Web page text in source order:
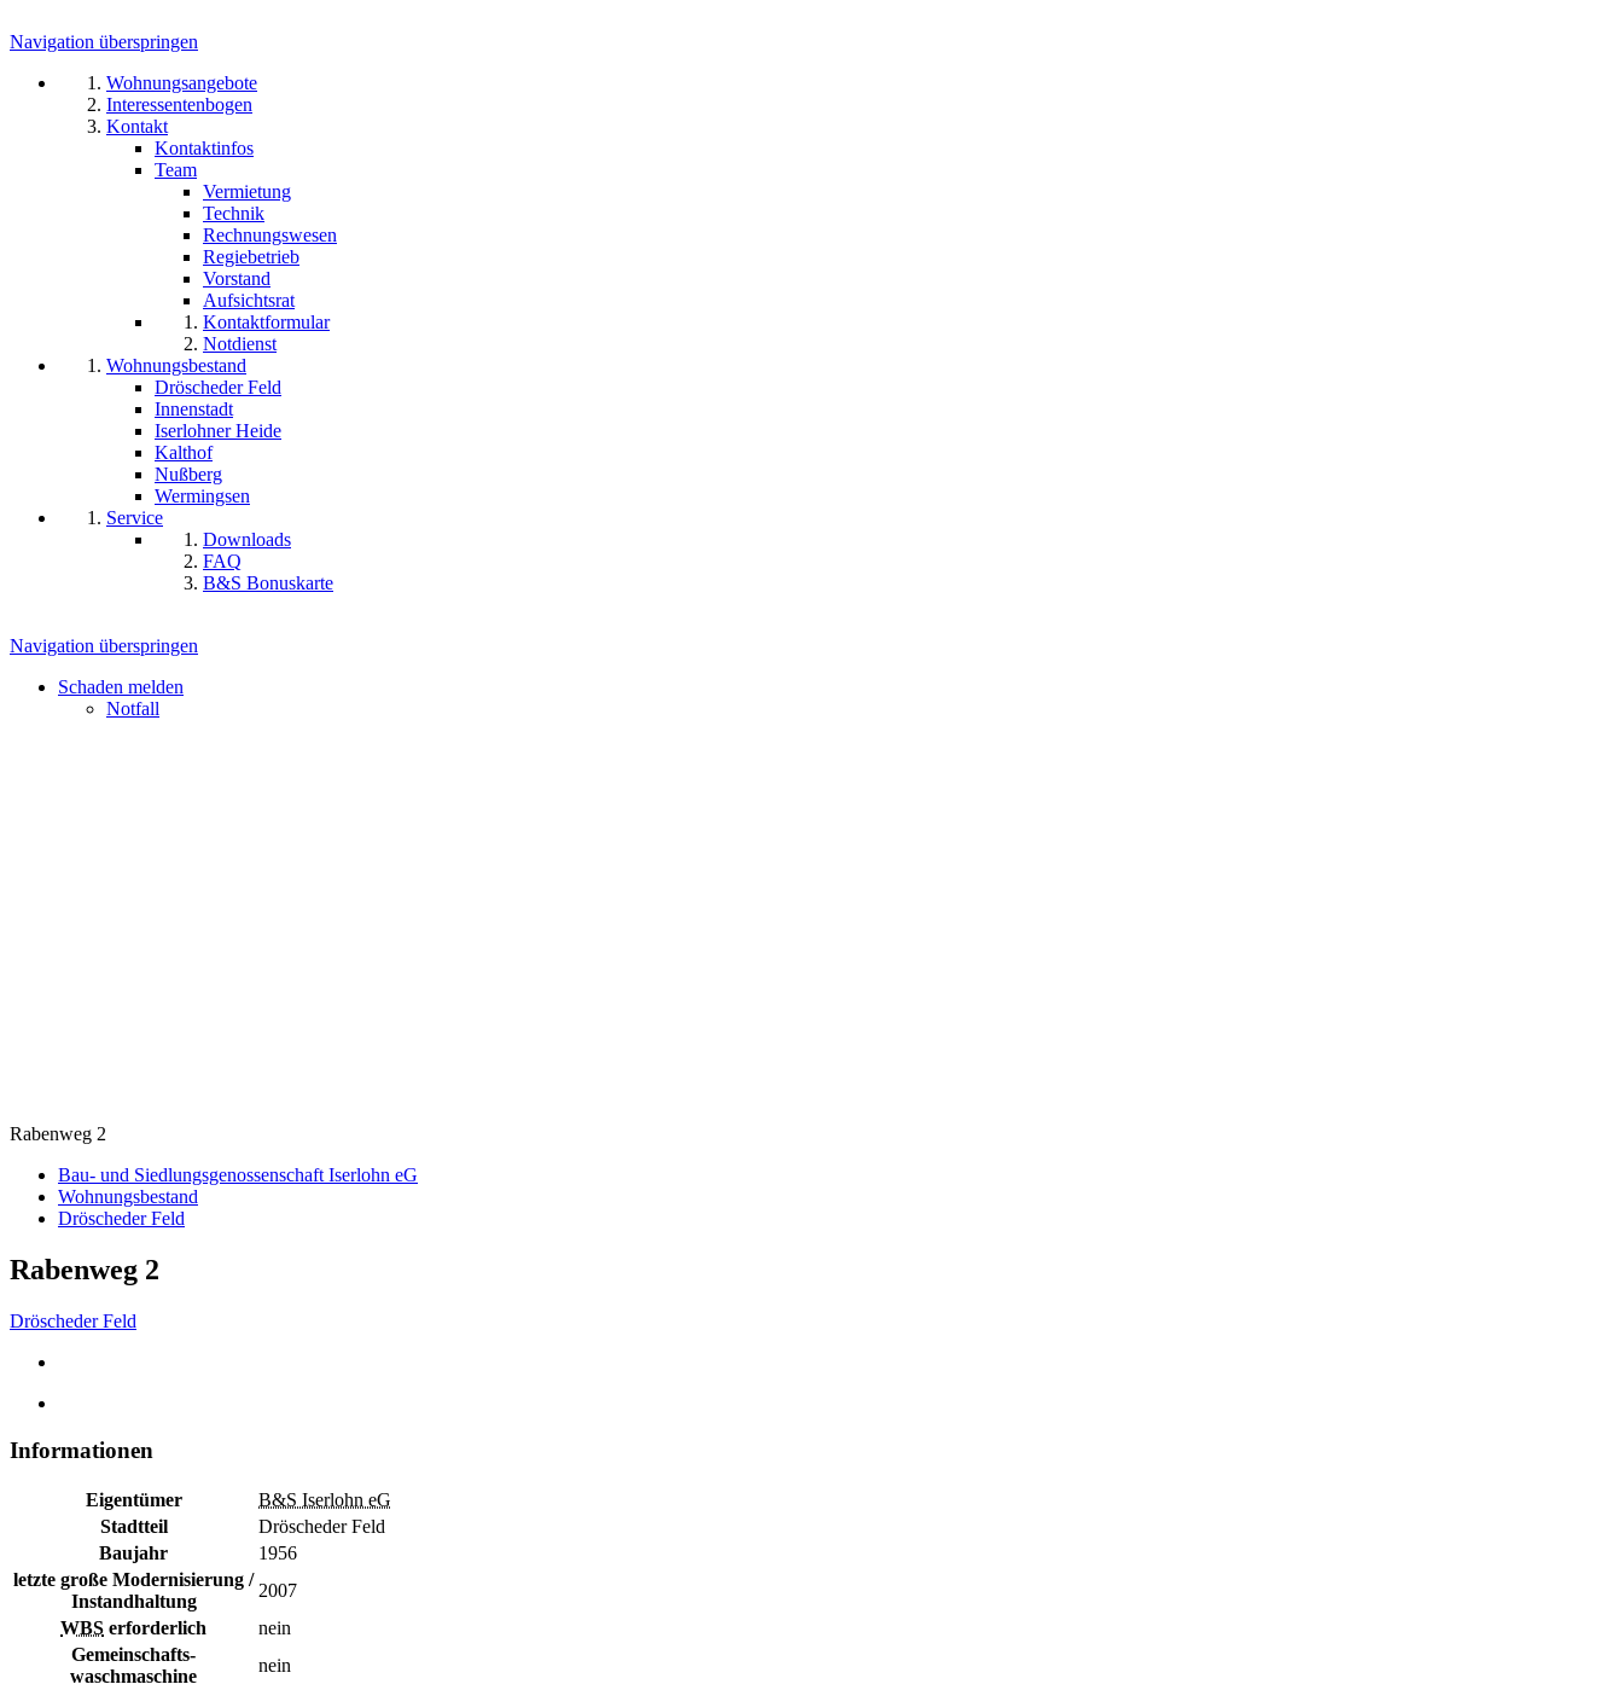
Navigation überspringen
Wohnungsangebote
Interessentenbogen
Kontakt
Kontaktinfos
Team
Vermietung
Technik
Rechnungswesen
Regiebetrieb
Vorstand
Aufsichtsrat
Kontaktformular
Notdienst
Wohnungsbestand
Dröscheder Feld
Innenstadt
Iserlohner Heide
Kalthof
Nußberg
Wermingsen
Service
Downloads
FAQ
B&S Bonuskarte
Navigation überspringen
Schaden melden
Notfall
Rabenweg 2
Bau- und Siedlungsgenossenschaft Iserlohn eG
Wohnungsbestand
Dröscheder Feld
Rabenweg 2
Dröscheder Feld
Informationen
Eigentümer
B&S Iserlohn eG
Stadtteil
Dröscheder Feld
Baujahr
1956
letzte große Modernisierung /
Instandhaltung
2007
WBS erforderlich
nein
Gemeinschafts-
waschmaschine
nein